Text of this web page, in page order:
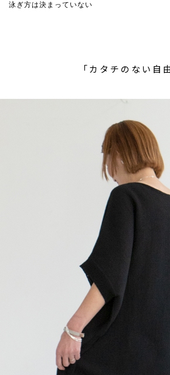
泳ぎ方は決まっていない
「カタチのない自